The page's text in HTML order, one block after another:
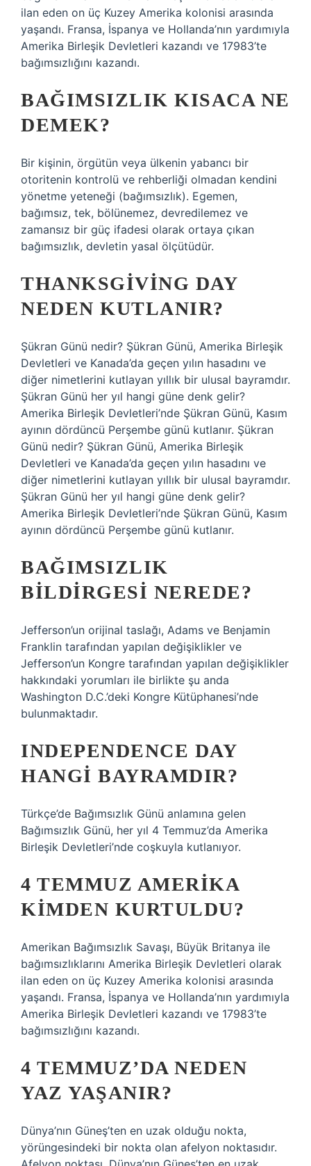
ilan eden on üç Kuzey Amerika kolonisi arasında
yaşandı. Fransa, İspanya ve Hollanda’nın yardımıyla
Amerika Birleşik Devletleri kazandı ve 17983’te
bağımsızlığını kazandı.
BAĞIMSIZLIK KISACA NE
DEMEK?
Bir kişinin, örgütün veya ülkenin yabancı bir
otoritenin kontrolü ve rehberliği olmadan kendini
yönetme yeteneği (bağımsızlık). Egemen,
bağımsız, tek, bölünemez, devredilemez ve
zamansız bir güç ifadesi olarak ortaya çıkan
bağımsızlık, devletin yasal ölçütüdür.
THANKSGIVING DAY
NEDEN KUTLANIR?
Şükran Günü nedir? Şükran Günü, Amerika Birleşik
Devletleri ve Kanada’da geçen yılın hasadını ve
diğer nimetlerini kutlayan yıllık bir ulusal bayramdır.
Şükran Günü her yıl hangi güne denk gelir?
Amerika Birleşik Devletleri’nde Şükran Günü, Kasım
ayının dördüncü Perşembe günü kutlanır. Şükran
Günü nedir? Şükran Günü, Amerika Birleşik
Devletleri ve Kanada’da geçen yılın hasadını ve
diğer nimetlerini kutlayan yıllık bir ulusal bayramdır.
Şükran Günü her yıl hangi güne denk gelir?
Amerika Birleşik Devletleri’nde Şükran Günü, Kasım
ayının dördüncü Perşembe günü kutlanır.
BAĞIMSIZLIK
BILDIRGESI NEREDE?
Jefferson’un orijinal taslağı, Adams ve Benjamin
Franklin tarafından yapılan değişiklikler ve
Jefferson’un Kongre tarafından yapılan değişiklikler
hakkındaki yorumları ile birlikte şu anda
Washington D.C.’deki Kongre Kütüphanesi’nde
bulunmaktadır.
INDEPENDENCE DAY
HANGI BAYRAMDIR?
Türkçe’de Bağımsızlık Günü anlamına gelen
Bağımsızlık Günü, her yıl 4 Temmuz’da Amerika
Birleşik Devletleri’nde coşkuyla kutlanıyor.
4 TEMMUZ AMERIKA
KIMDEN KURTULDU?
Amerikan Bağımsızlık Savaşı, Büyük Britanya ile
bağımsızlıklarını Amerika Birleşik Devletleri olarak
ilan eden on üç Kuzey Amerika kolonisi arasında
yaşandı. Fransa, İspanya ve Hollanda’nın yardımıyla
Amerika Birleşik Devletleri kazandı ve 17983’te
bağımsızlığını kazandı.
4 TEMMUZ’DA NEDEN
YAZ YAŞANIR?
Dünya’nın Güneş’ten en uzak olduğu nokta,
yörüngesindeki bir nokta olan afelyon noktasıdır.